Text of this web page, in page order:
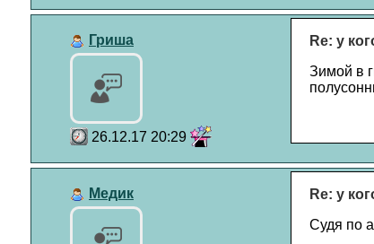
Гриша
26.12.17 20:29
Re: у
Зимой в
Медик
Re: у
Судя по